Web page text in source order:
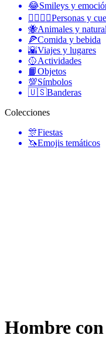
😂Smileys y
👩‍❤️‍💋‍👨Personas y
🐝Animales y
🍕Comida y bebida
🌇Viajes y lugares
🥎Actividades
📙Objetos
💯Símbolos
🇺🇸Banderas
Colecciones
🎊Fiestas
🦄Emojis temáticos
Hombre